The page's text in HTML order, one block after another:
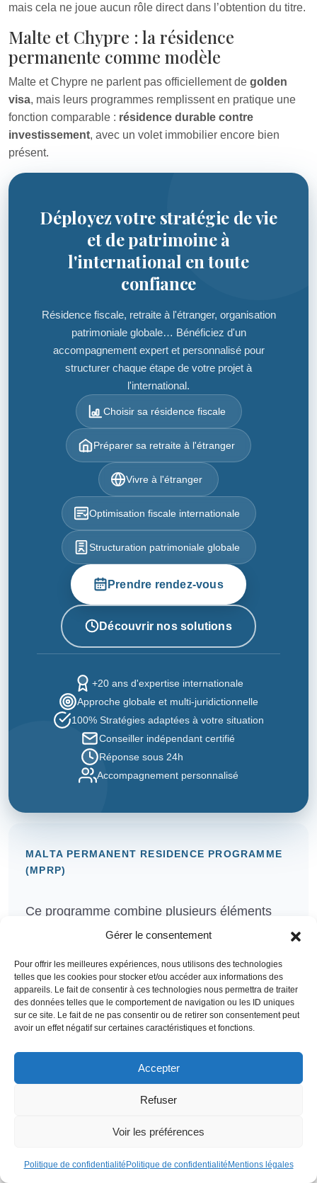
Gérer le consentement
Pour offrir les meilleures expériences, nous utilisons des technologies
telles que les cookies pour stocker et/ou accéder aux informations des
appareils. Le fait de consentir à ces technologies nous permettra de traiter
des données telles que le comportement de navigation ou les ID uniques
sur ce site. Le fait de ne pas consentir ou de retirer son consentement peut
avoir un effet négatif sur certaines caractéristiques et fonctions.
Accepter
Refuser
Voir les préférences
Politique de confidentialité Politique de confidentialité Mentions légales
mais cela ne joue aucun rôle direct dans l’obtention du titre.
Malte et Chypre : la résidence
permanente comme modèle
Malte et Chypre ne parlent pas officiellement de golden
visa, mais leurs programmes remplissent en pratique une
fonction comparable : résidence durable contre
investissement, avec un volet immobilier encore bien
présent.
Déployez votre stratégie de vie
et de patrimoine à
l'international en toute
confiance
Résidence fiscale, retraite à l'étranger, organisation
patrimoniale globale… Bénéficiez d'un
accompagnement expert et personnalisé pour
structurer chaque étape de votre projet à
l'international.
Choisir sa résidence fiscale
Préparer sa retraite à l'étranger
Vivre à l'étranger
Optimisation fiscale internationale
Structuration patrimoniale globale
Prendre rendez-vous
Découvrir nos solutions
+20 ans d'expertise internationale
Approche globale et multi-juridictionnelle
100% Stratégies adaptées à votre situation
Conseiller indépendant certifié
Réponse sous 24h
Accompagnement personnalisé
MALTA PERMANENT RESIDENCE PROGRAMME
(MPRP)
Ce programme combine plusieurs éléments
clés pour les résidents permanents à Malte.
Investissement immobilier
Acquisition d’un bien immobilier répondant
aux critères du programme, avec un
remboursable au gouvernement maltais,